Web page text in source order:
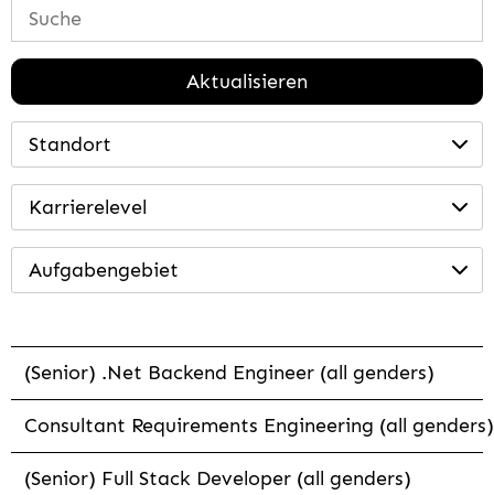
Aktualisieren
Standort
Karrierelevel
Aufgabengebiet
(Senior) .Net Backend Engineer (all genders)
Consultant Requirements Engineering (all genders)
(Senior) Full Stack Developer (all genders)